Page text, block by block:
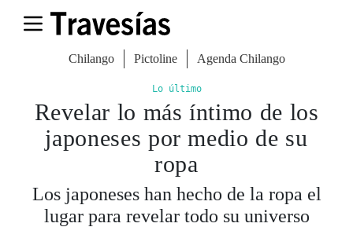
Chilango Pictoline Agenda Chilango
Lo último
Revelar lo más íntimo de los
japoneses por medio de su
ropa
Los japoneses han hecho de la ropa el
lugar para revelar todo su universo